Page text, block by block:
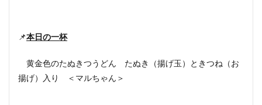
📌本日の一杯
黄金色のたぬきつうどん たぬき（揚げ玉）ときつね（お
揚げ）入り ＜マルちゃん＞